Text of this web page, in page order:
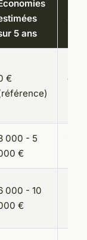
5 ans
sur
€
en
000 - 5
€
000 - 10
€